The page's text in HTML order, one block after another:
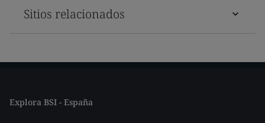
Sitios relacionados
Explora BSI - España